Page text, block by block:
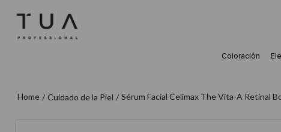
Coloración
Cuidado de la Piel Sérum Facial Celimax The Vita-A Retinal